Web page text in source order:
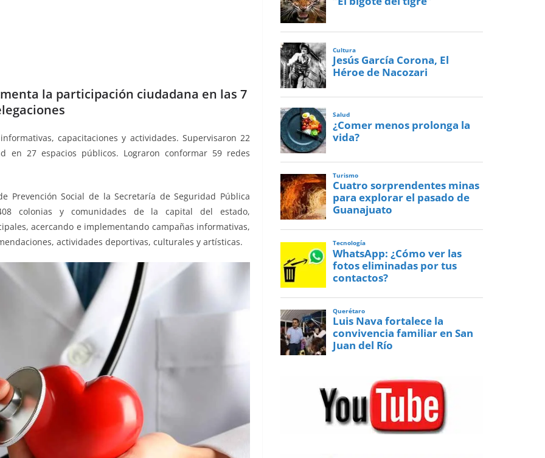
la participación ciudadana en las 7
capacitaciones y actividades. Supervisaron 22
27 espacios públicos. Lograron conformar 59 redes
Prevención Social de la Secretaría de Seguridad Pública
colonias y comunidades de la capital del estado,
acercando e implementando campañas informativas,
actividades deportivas, culturales y artísticas.